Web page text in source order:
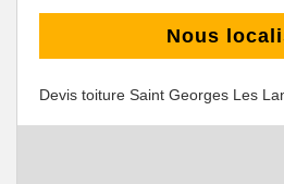
Nous
Devis toiture Saint Georges Les